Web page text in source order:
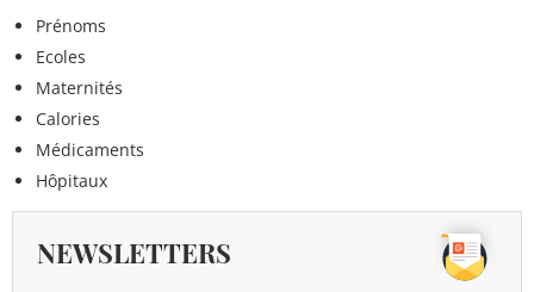
Prénoms
Ecoles
Maternités
Calories
Médicaments
Hôpitaux
NEWSLETTERS